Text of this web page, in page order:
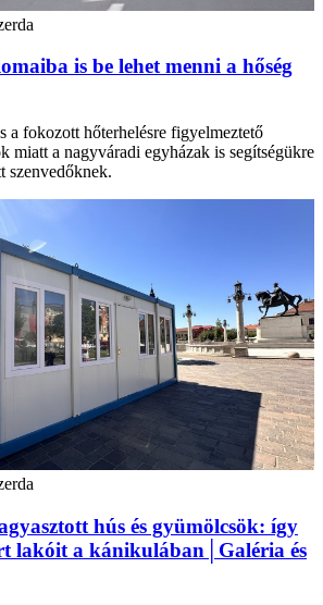
is be lehet menni a hőség
a fokozott hőterhelésre figyelmeztető
miatt a nagyváradi egyházak is segítségükre
szenvedőknek.
hús és gyümölcsök: így
lakóit a kánikulában│Galéria és